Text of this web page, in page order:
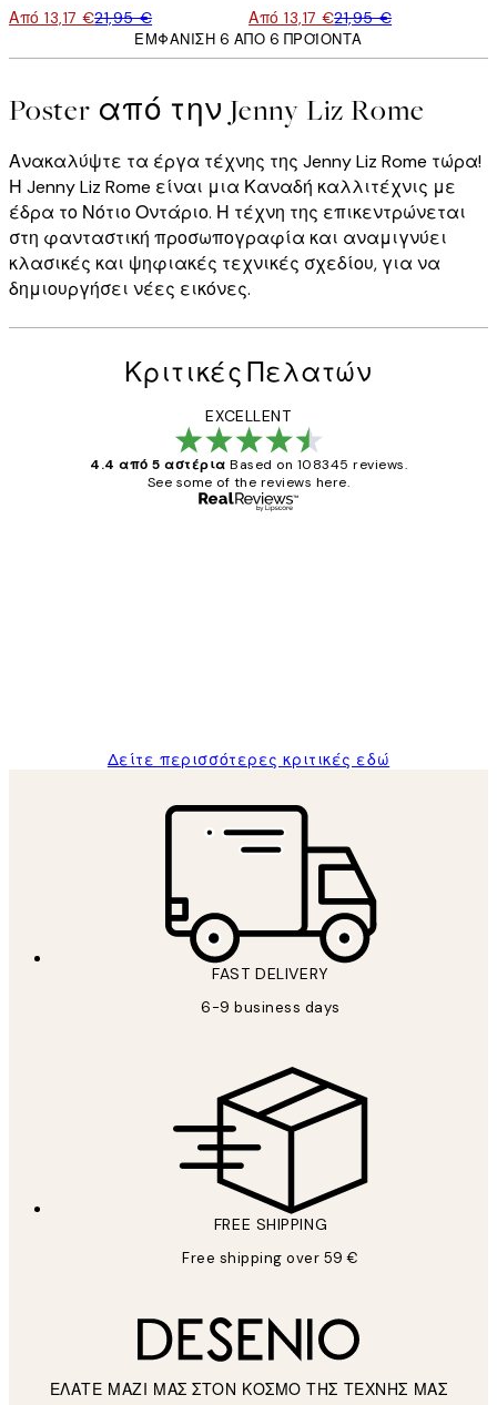
Από 13,17 €21,95 € Από 13,17 €21,95 €
ΕΜΦΆΝΙΣΗ 6 ΑΠΌ 6 ΠΡΟΪΌΝΤΑ
Poster από την Jenny Liz Rome
Ανακαλύψτε τα έργα τέχνης της Jenny Liz Rome τώρα!
Η Jenny Liz Rome είναι μια Καναδή καλλιτέχνις με
έδρα το Νότιο Οντάριο. Η τέχνη της επικεντρώνεται
στη φανταστική προσωπογραφία και αναμιγνύει
κλασικές και ψηφιακές τεχνικές σχεδίου, για να
δημιουργήσει νέες εικόνες.
Κριτικές Πελατών
EXCELLENT
4.4 από 5 αστέρια Based on 108345 reviews.
See some of the reviews here.
Δείτε περισσότερες κριτικές εδώ
FAST DELIVERY
6-9 business days
FREE SHIPPING
Free shipping over 59 €
ΕΛΑΤΕ ΜΑΖΙ ΜΑΣ ΣΤΟΝ ΚΟΣΜΟ ΤΗΣ ΤΕΧΝΗΣ ΜΑΣ